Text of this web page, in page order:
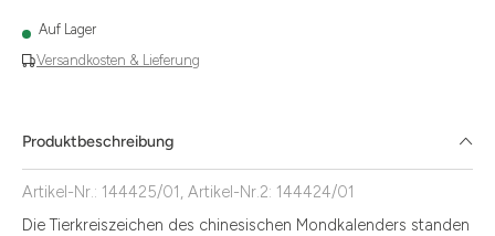
Versandkosten & Lieferung
Auf Lager
Produktbeschreibung
Artikel-Nr.: 144425/01, Artikel-Nr.2: 144424/01
Die Tierkreiszeichen des chinesischen Mondkalenders standen